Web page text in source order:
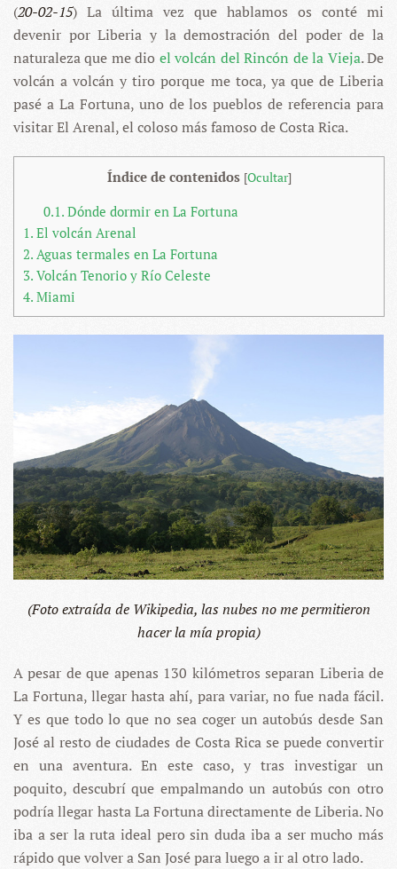
(20-02-15) La última vez que hablamos os conté mi
devenir por Liberia y la demostración del poder de la
naturaleza que me dio el volcán del Rincón de la Vieja. De
volcán a volcán y tiro porque me toca, ya que de Liberia
pasé a La Fortuna, uno de los pueblos de referencia para
visitar El Arenal, el coloso más famoso de Costa Rica.
Índice de contenidos [Ocultar]
0.1.Dónde dormir en La Fortuna
1. El volcán Arenal
2. Aguas termales en La Fortuna
3. Volcán Tenorio y Río Celeste
4. Miami
(Foto extraída de Wikipedia, las nubes no me permitieron
hacer la mía propia)
A pesar de que apenas 130 kilómetros separan Liberia de
La Fortuna, llegar hasta ahí, para variar, no fue nada fácil.
Y es que todo lo que no sea coger un autobús desde San
José al resto de ciudades de Costa Rica se puede convertir
en una aventura. En este caso, y tras investigar un
poquito, descubrí que empalmando un autobús con otro
podría llegar hasta La Fortuna directamente de Liberia. No
iba a ser la ruta ideal pero sin duda iba a ser mucho más
rápido que volver a San José para luego a ir al otro lado.